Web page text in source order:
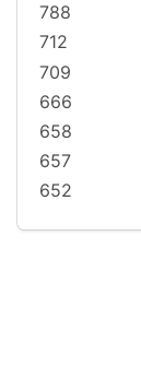
788
712
709
666
658
657
652